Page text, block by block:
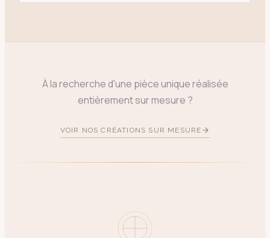
À la recherche d'une pièce unique réalisée
entièrement sur mesure ?
VOIR NOS CRÉATIONS SUR MESURE